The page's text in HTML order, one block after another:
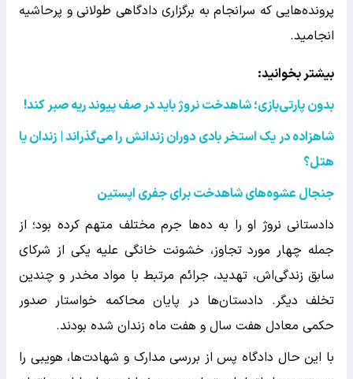
پرونده‌هایی که سرانجام به برگزاری دادگاهی طولانی و پرحاشیه
انجامید.
بیشتر بخوانید:
بدون پارتی‌بازی؛ شاهدخت نروژ باید در صف پیوند ریه صبر کند!
شاهزاده در یک استخر بادی دوران زندانش را می‌گذراند | زندان یا
هتل؟
جنجال عشوه‌های شاهدخت برای جفری اپستین
دادستانی نروژ او را به ده‌ها جرم مختلف متهم کرده بود؛ از
جمله چهار مورد تجاوز، خشونت خانگی علیه یکی از شرکای
سابق زندگی‌اش، تهدید، جرائم مرتبط با مواد مخدر و چندین
تخلف دیگر. دادستان‌ها در پایان محاکمه خواستار صدور
حکمی معادل هفت سال و هفت ماه زندان شده بودند.
با این حال دادگاه پس از بررسی مدارک و شهادت‌ها، هویبی را